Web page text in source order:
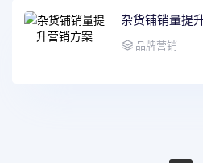
杂货铺销量提
品牌营销